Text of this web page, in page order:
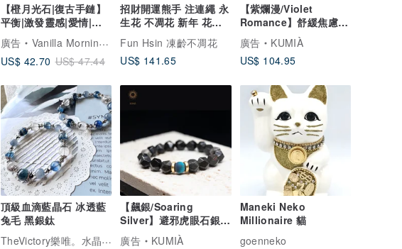
【橙月光石|復古手鏈】
平衡|激發靈感|愛情|增
強魅力|自信
廣告
Vanilla Morning 香草的早上
US$ 42.70 US$ 47.44
招財開運熊手 注連繩 永
生花 不凋花 新年 花圈
壁掛花串
Fun Hsin 凍齡不凋花
US$ 141.65
【紫爛漫/Violet
Romance】舒緩焦慮愛
情加分 | 天然石 項鍊
廣告
KUMIÀ
US$ 104.95
頂級血滴藍晶石 冰透藍
兔毛 黑銀鈦
TheVictory樂唯。水晶珠寶
【飆銀/Soaring
Silver】避邪虎眼石銀曜
石手鍊 | 客製 水晶手鍊
廣告
KUMIÀ
Maneki Neko
Millionaire 貓
goenneko